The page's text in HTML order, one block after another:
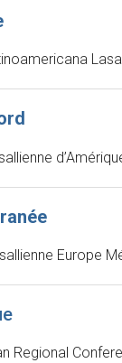
Europe
Regional